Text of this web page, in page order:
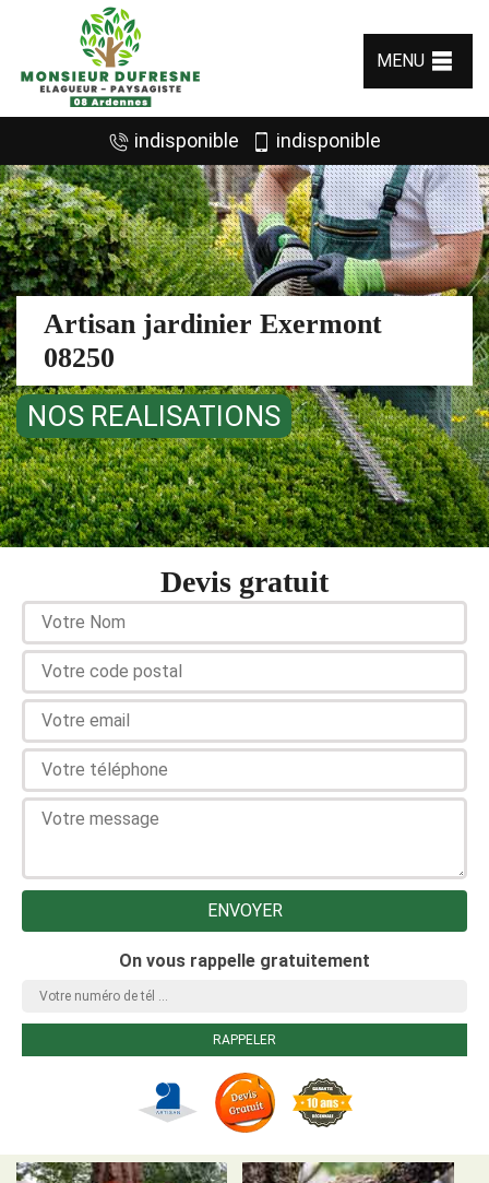
MENU
indisponible indisponible
Artisan jardinier Exermont
08250
NOS REALISATIONS
Devis gratuit
On vous rappelle gratuitement